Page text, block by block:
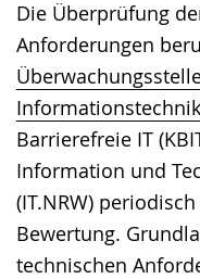
Die Überprüfung
Anforderungen
Informationstechnik
Barrierefreie IT
Information und
(IT.NRW)
Bewertung.
technischen
Gebärdensprache
wird
angezeigt.